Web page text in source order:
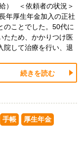
） ＜依頼者の状況＞
年厚生年金加入の正社
のことでした。50代に
たため、かかりつけ医
院して治療を行い、退
続きを読む
手帳
厚生年金